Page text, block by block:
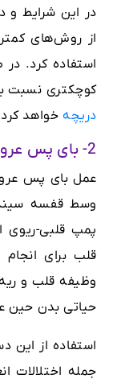
در این شرایط و
از روش‌های
استفاده کرد.
کوچکتری نسبت
دریچه خواهد
2- بای پس عروق کرونر
عمل بای پس
وسط قفسه سینه
پمپ قلبی-ریوی
قلب برای
وظیفه قلب و
حیاتی بدن حین
استفاده از این
جمله اختلالات